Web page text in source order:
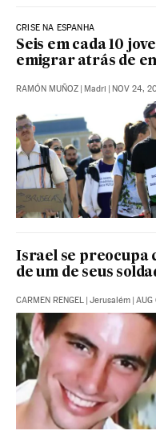
CRISE NA ESPANHA
Seis em cada 10
emigrar atrás de
RAMÓN MUÑOZ | Madri | NOV 24,
Israel se preocupa
de um de seus
CARMEN RENGEL | Jerusalém |